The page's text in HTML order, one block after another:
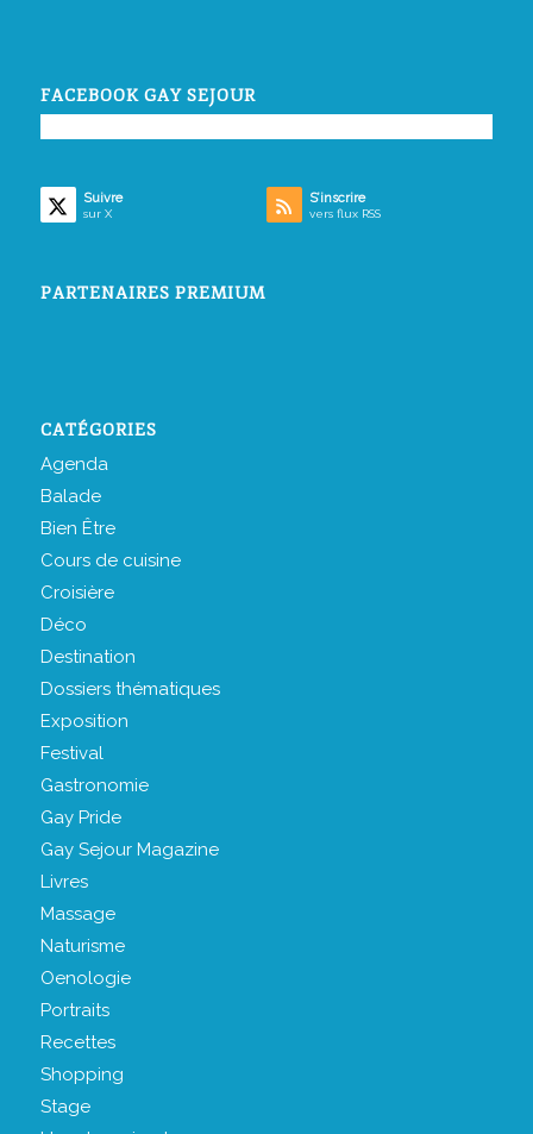
FACEBOOK GAY SEJOUR
Suivre
sur X
S’inscrire
vers flux RSS
PARTENAIRES PREMIUM
CATÉGORIES
Agenda
Balade
Bien Être
Cours de cuisine
Croisière
Déco
Destination
Dossiers thématiques
Exposition
Festival
Gastronomie
Gay Pride
Gay Sejour Magazine
Livres
Massage
Naturisme
Oenologie
Portraits
Recettes
Shopping
Stage